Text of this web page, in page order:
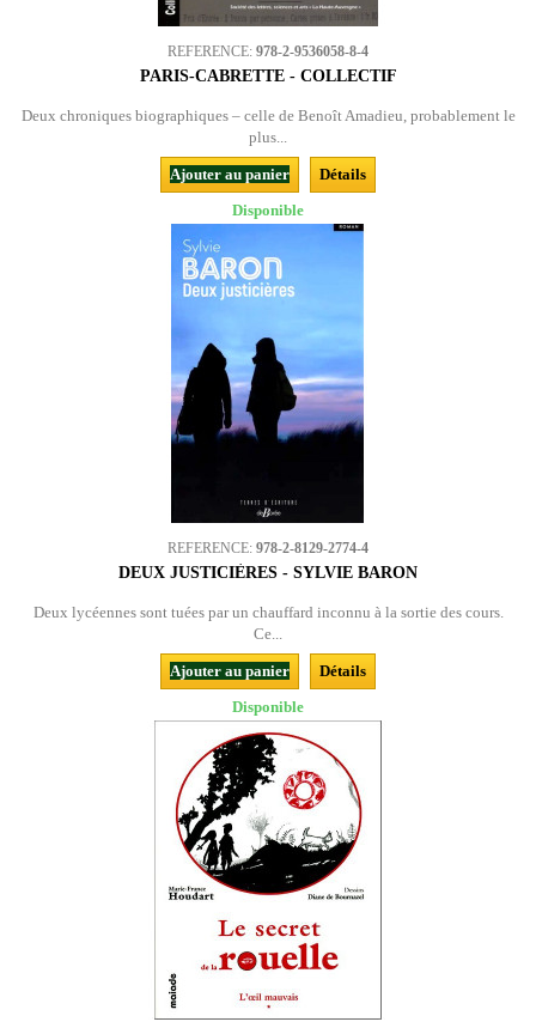
REFERENCE: 978-2-9536058-8-4
PARIS-CABRETTE - COLLECTIF
Deux chroniques biographiques – celle de Benoît Amadieu, probablement le
plus...
Ajouter au panier
Détails
Disponible
REFERENCE: 978-2-8129-2774-4
DEUX JUSTICIÈRES - SYLVIE BARON
Deux lycéennes sont tuées par un chauffard inconnu à la sortie des cours.
Ce...
Ajouter au panier
Détails
Disponible